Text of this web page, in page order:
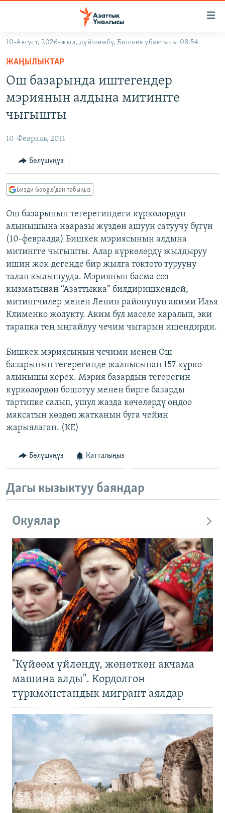
Навигацияга
өтүңүз
Издөөгө
салыңыз
КЫРГЫЗСТАН
КЫРГЫЗСТАН
МАДАНИЯТ
УКРАИНА
ТВ ПРОГРАММАЛАР
БҮГҮН АЗАТТЫКТА
ДАНИСТЕ
ЭЖЕ-СИҢДИЛЕР
АЗАТТЫК+
ПОДКАСТ
Русский
ОНЛАЙН ШЕРИНЕ
ЭЕ/АРнун бардык сайттары
10-Август, 2026-жыл, дүйшөмбү, Бишкек убактысы 08:54
ЖАҢЫЛЫКТАР
Ош базарында иштегендер
мэриянын алдына митингге
чыгышты
10-Февраль, 2011
Бөлүшүңүз
Бизди Google'дан табыңыз
Ош базарынын тегерегиндеги күркөлөрдүн
алынышына нааразы жүздөн ашуун сатуучу бүгүн
(10-февралда) Бишкек мэриясынын алдына
митингге чыгышты. Алар күркөлөрдү жылдыруу
ишин жок дегенде бир жылга токтото турууну
талап кылышууда. Мэриянын басма сөз
кызматынан “Азаттыкка” билдиришкендей,
митингчилер менен Ленин районунун акими Илья
Клименко жолукту. Аким бул маселе каралып, эки
тарапка тең ыңгайлуу чечим чыгарын ишендирди.
Бишкек мэриясынын чечими менен Ош
базарынын тегерегинде жалпысынан 157 күркө
алынышы керек. Мэрия базардын тегерегин
күркөлөрдөн бошотуу менен бирге базарды
тартипке салып, ушул жазда көчөлөрдү оңдоо
максатын көздөп жатканын буга чейин
жарыялаган. (КЕ)
Бөлүшүңүз Катталыңыз
Дагы кызыктуу баяндар
Окуялар
"Күйөөм үйлөндү, жөнөткөн акчама
машина алды". Кордолгон
түркмөнстандык мигрант аялдар